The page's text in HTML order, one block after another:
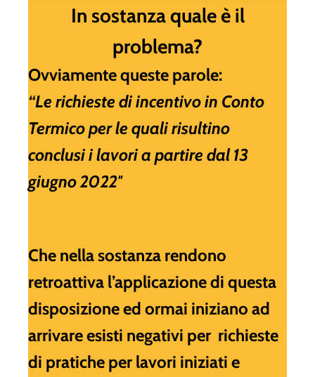
In sostanza quale è il
problema?
Ovviamente queste parole:
“Le richieste di incentivo in Conto
Termico per le quali risultino
conclusi i lavori a partire dal 13
giugno 2022″
Che nella sostanza rendono
retroattiva l’applicazione di questa
disposizione ed ormai iniziano ad
arrivare esisti negativi per richieste
di pratiche per lavori iniziati e